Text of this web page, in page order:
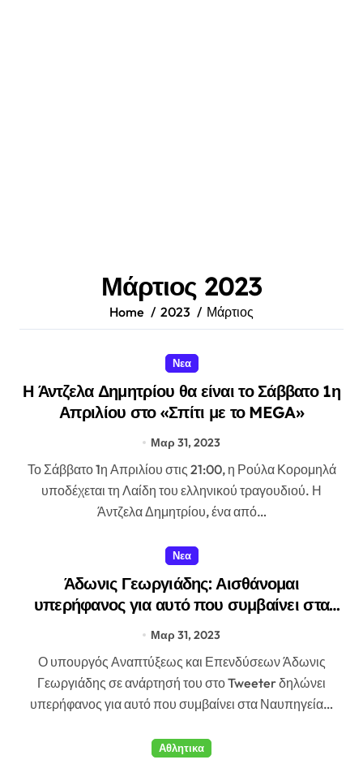
Μάρτιος 2023
Home 2023 Μάρτιος
Νεα
Η Άντζελα Δημητρίου θα είναι το Σάββατο 1η
Απριλίου στο «Σπίτι με το MEGA»
Μαρ 31, 2023
Το Σάββατο 1η Απριλίου στις 21:00, η Ρούλα Κορομηλά
υποδέχεται τη Λαίδη του ελληνικού τραγουδιού. Η
Άντζελα Δημητρίου, ένα από…
Νεα
Άδωνις Γεωργιάδης: Αισθάνομαι
υπερήφανος για αυτό που συμβαίνει στα
Μαρ 31, 2023
Ο υπουργός Αναπτύξεως και Επενδύσεων Άδωνις
Γεωργιάδης σε ανάρτησή του στο Tweeter δηλώνει
υπερήφανος για αυτό που συμβαίνει στα Ναυπηγεία…
Αθλητικα